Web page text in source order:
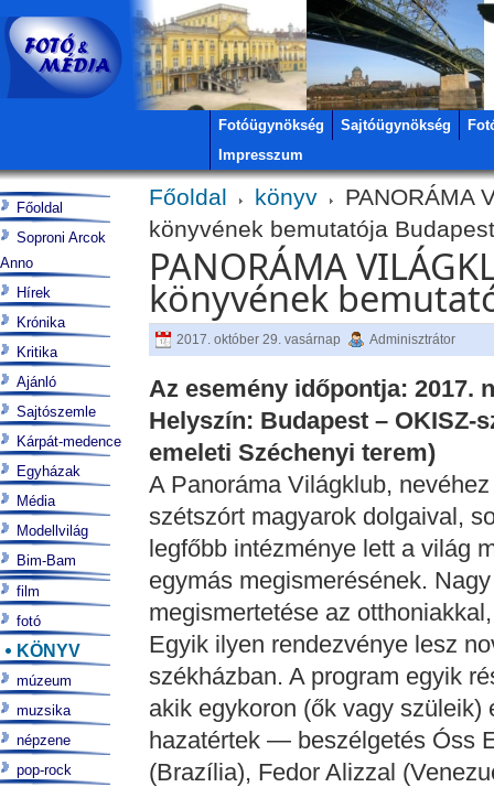
Fotóügynökség Sajtóügynökség
Impresszum
Főoldal könyv
PANORÁMA
könyvének bemutatója
PANORÁMA
könyvének
2017. október 29. vasárnap Adminisztrátor
Az esemény időpontja: 2017.
Helyszín: Budapest – OKISZ-
emeleti Széchenyi terem)
A Panoráma Világklub,
szétszórt magyarok dolgaival,
legfőbb intézménye lett a világ
egymás megismerésének.
megismertetése az
Egyik ilyen rendezvénye lesz
székházban. A program egyik
akik egykoron (ők vagy
hazatértek — beszélgetés Óss
(Brazília), Fedor Alizzal
Főoldal
Soproni Arcok
Anno
Hírek
Krónika
Kritika
Ajánló
Sajtószemle
Kárpát-medence
Egyházak
Média
Modellvilág
Bim-Bam
film
fotó
KÖNYV
múzeum
muzsika
népzene
pop-rock